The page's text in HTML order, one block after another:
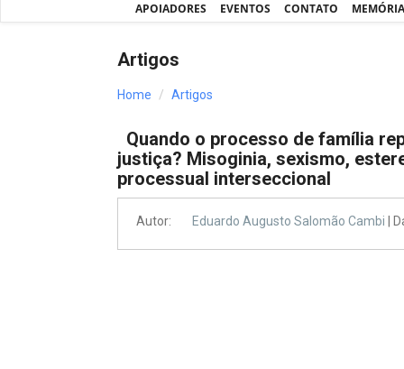
APOIADORES
EVENTOS CONTATO
Processos - IBDFAM
Projetos do IBDFAM
Artigos
Home Artigos
Quando o processo de família
justiça? Misoginia, sexismo,
processual interseccional
Autor: Eduardo Augusto Salomão Cambi |